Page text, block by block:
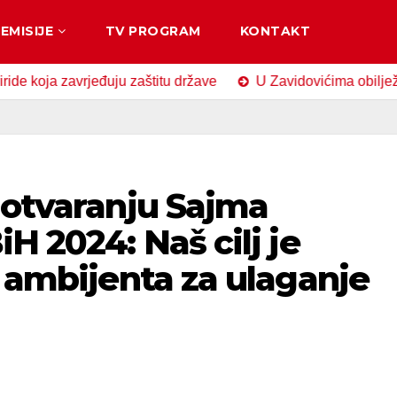
EMISIJE TV PROGRAM KONTAKT
zaštitu države U Zavidovićima obilježen Dan
Sajma
2024: Naš cilj je
za ulaganje